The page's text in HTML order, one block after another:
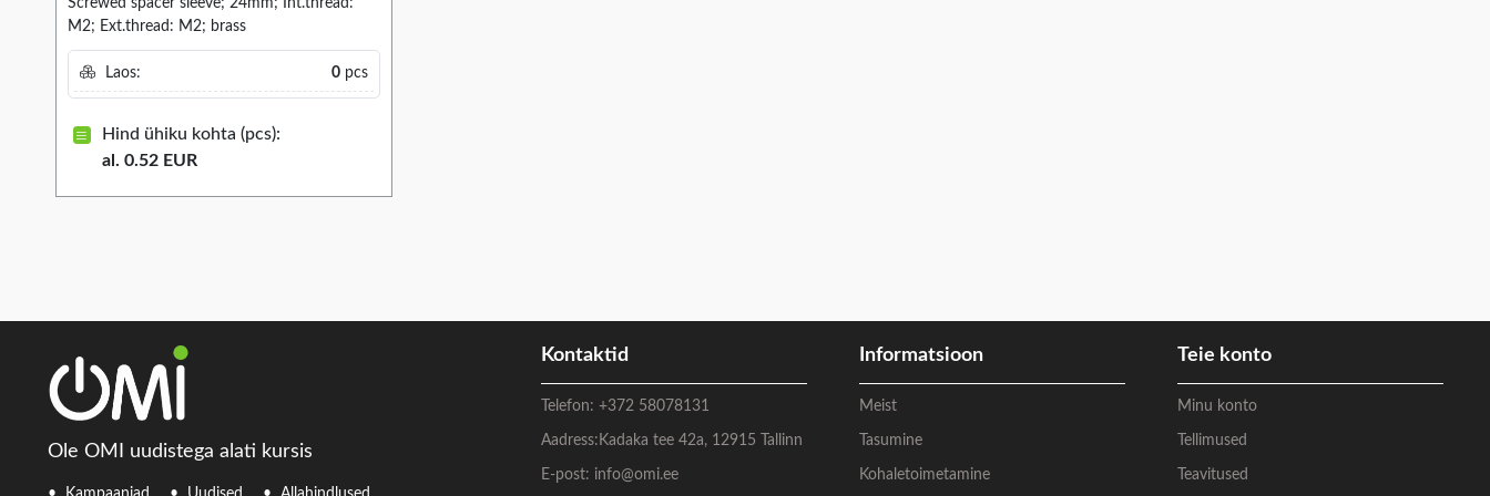
Screwed spacer sleeve; 24mm; Int.thread:
M2; Ext.thread: M2; brass
Laos: 0pcs
Hind ühiku kohta (pcs):
al. 0.52 EUR
Ole OMI uudistega alati kursis
Kontaktid
Telefon:+372 58078131
Aadress: Kadaka tee 42a, 12915 Tallinn
E-post: info@omi.ee
Informatsioon
Meist
Tasumine
Kohaletoimetamine
Teie konto
Minu konto
Tellimused
Teavitused